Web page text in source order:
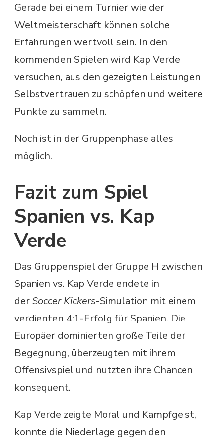
Gerade bei einem Turnier wie der
Weltmeisterschaft können solche
Erfahrungen wertvoll sein. In den
kommenden Spielen wird Kap Verde
versuchen, aus den gezeigten Leistungen
Selbstvertrauen zu schöpfen und weitere
Punkte zu sammeln.
Noch ist in der Gruppenphase alles
möglich.
Fazit zum Spiel
Spanien vs. Kap
Verde
Das Gruppenspiel der Gruppe H zwischen
Spanien vs. Kap Verde endete in
derSoccer Kickers-Simulation mit einem
verdienten 4:1-Erfolg für Spanien. Die
Europäer dominierten große Teile der
Begegnung, überzeugten mit ihrem
Offensivspiel und nutzten ihre Chancen
konsequent.
Kap Verde zeigte Moral und Kampfgeist,
konnte die Niederlage gegen den